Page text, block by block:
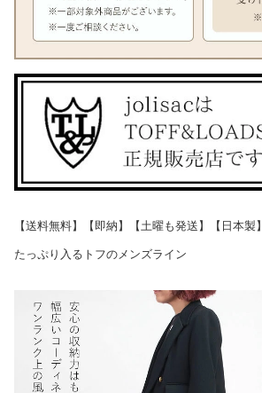
【送料無料】【即納】【土曜も発送】【日本製】
たっぷり入るトフのメンズライン